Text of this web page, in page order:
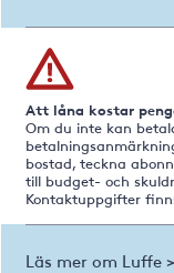
Att låna kostar
Om du inte kan
bostad, teckna
till budget- och
Kontaktuppgifter
Läs mer om Luffe >